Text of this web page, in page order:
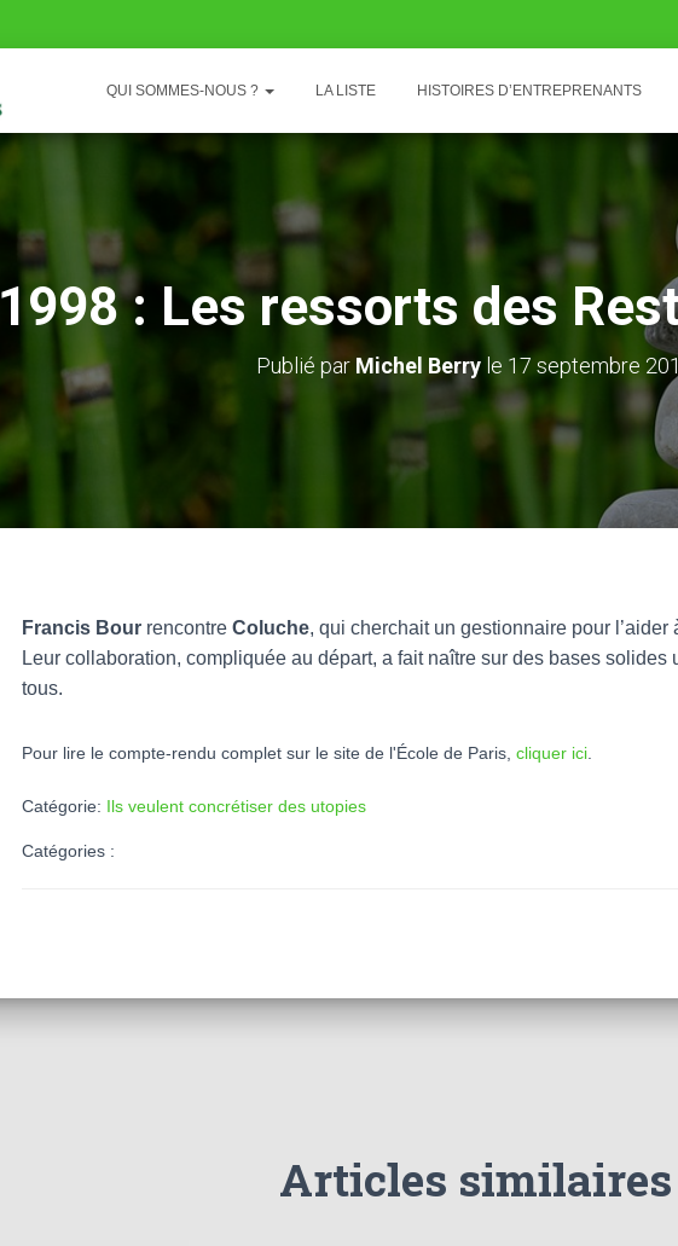
QUI SOMMES-NOUS ? LA LISTE HISTOIRES D’ENTREPRENANTS
1998 : Les ressorts des
Publié par Michel Berry le 17 septembre
Francis Bour rencontre Coluche, qui cherchait un gestionnaire pour
Leur collaboration, compliquée au départ, a fait naître sur des bases solides
tous.
Pour lire le compte-rendu complet sur le site de l'École de Paris, cliquer ici
Catégorie: Ils veulent concrétiser des utopies
Catégories :
Articles similaires